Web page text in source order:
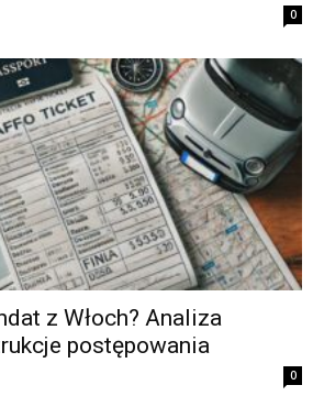
0
z Włoch? Analiza
postępowania
0